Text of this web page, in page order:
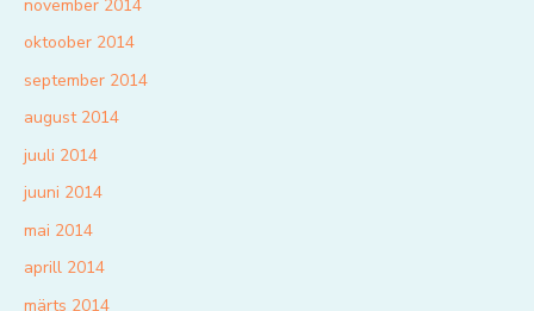
november 2014
oktoober 2014
september 2014
august 2014
juuli 2014
juuni 2014
mai 2014
aprill 2014
märts 2014